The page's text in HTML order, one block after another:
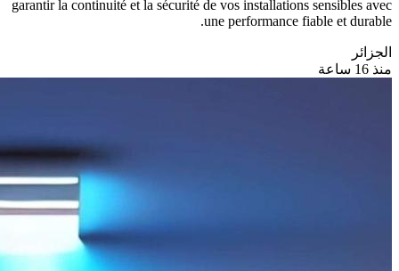
garantir la continuité et la sécurité de vos installations sensibles avec
une performance fiable et durable.
الجزائر
منذ 16 ساعة